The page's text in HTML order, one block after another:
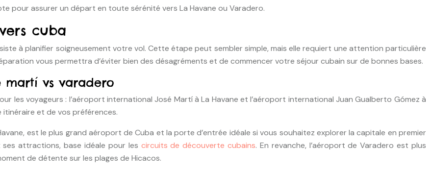
pour assurer un départ en toute sérénité vers La Havane ou Varadero.
cuba
à planifier soigneusement votre vol. Cette étape peut sembler simple, mais elle requiert une attention particulière
vous permettra d’éviter bien des désagréments et de commencer votre séjour cubain sur de bonnes bases.
martí vs varadero
les voyageurs : l’aéroport international José Martí à La Havane et l’aéroport international Juan Gualberto Gómez à
et de vos préférences.
est le plus grand aéroport de Cuba et la porte d’entrée idéale si vous souhaitez explorer la capitale en premier
ses attractions, base idéale pour les circuits de découverte cubains. En revanche, l’aéroport de Varadero est plus
de détente sur les plages de Hicacos.